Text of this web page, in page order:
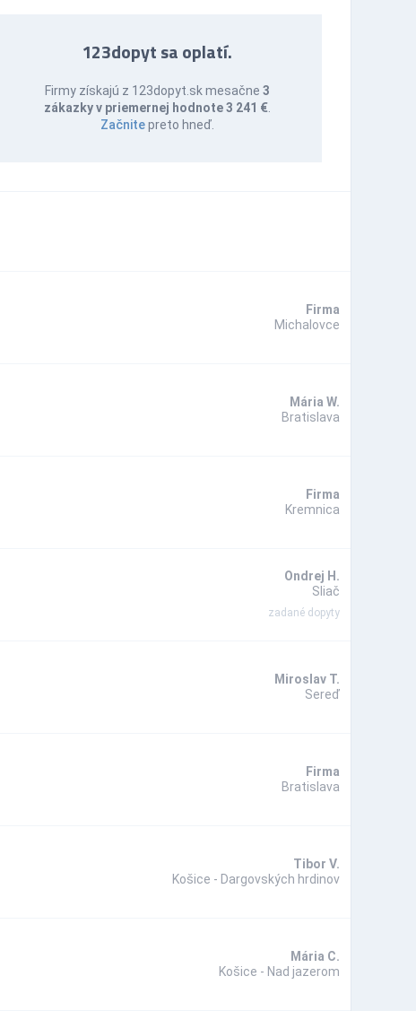
123dopyt sa oplatí.
Firmy získajú z 123dopyt.sk mesačne 3
zákazky v priemernej hodnote 3 241 €.
Začnitepreto hneď.
Firma
Michalovce
Mária W.
Bratislava
Firma
Kremnica
Ondrej H.
Sliač
zadané dopyty
Miroslav T.
Sereď
Firma
Bratislava
Tibor V.
Košice - Dargovských hrdinov
Mária C.
Košice - Nad jazerom